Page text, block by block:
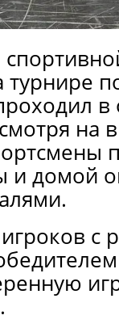
турнире
в
на
и домой
с